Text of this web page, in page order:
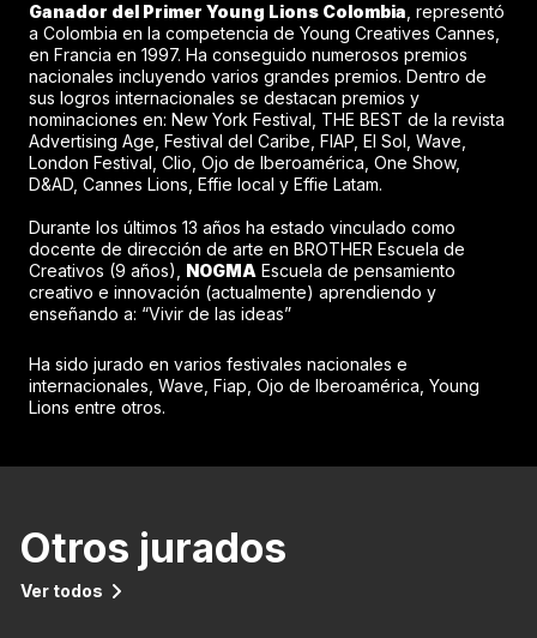
Ganador del Primer Young Lions Colombia, representó
a Colombia en la competencia de Young Creatives Cannes,
en Francia en 1997. Ha conseguido numerosos premios
nacionales incluyendo varios grandes premios. Dentro de
sus logros internacionales se destacan premios y
nominaciones en: New York Festival, THE BEST de la revista
Advertising Age, Festival del Caribe, FIAP, El Sol, Wave,
London Festival, Clio, Ojo de Iberoamérica, One Show,
D&AD, Cannes Lions, Effie local y Effie Latam.
Durante los últimos 13 años ha estado vinculado como
docente de dirección de arte en BROTHER Escuela de
Creativos (9 años), NOGMA Escuela de pensamiento
creativo e innovación (actualmente) aprendiendo y
enseñando a: “Vivir de las ideas”
Ha sido jurado en varios festivales nacionales e
internacionales, Wave, Fiap, Ojo de Iberoamérica, Young
Lions entre otros.
Otros jurados
Ver todos